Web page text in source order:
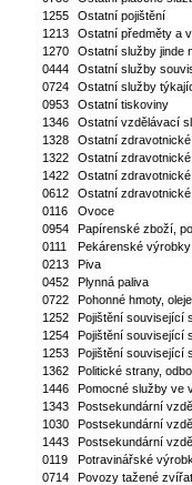
1255
Ostatní pojištění
1213
Ostatní předměty a
1270
Ostatní služby jinde
0444
Ostatní služby
0724
Ostatní služby
0953
Ostatní tiskoviny
1346
Ostatní vzdělávací
1328
Ostatní
1322
Ostatní
1422
Ostatní
0612
Ostatní
0116
Ovoce
0954
Papírenské zboží,
0111
Pekárenské
0213
Piva
0452
Plynná paliva
0722
Pohonné hmoty,
1252
Pojištění související
1254
Pojištění související
1253
Pojištění související
1362
Politické strany,
1446
Pomocné služby ve
1343
Postsekundární
1030
Postsekundární
1443
Postsekundární
0119
Potravinářské
0714
Povozy tažené